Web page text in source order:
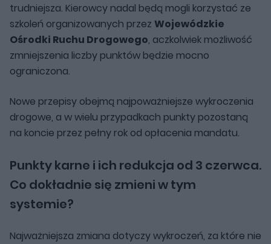
trudniejsza. Kierowcy nadal będą mogli korzystać ze
szkoleń organizowanych przez Wojewódzkie
Ośrodki Ruchu Drogowego, aczkolwiek możliwość
zmniejszenia liczby punktów będzie mocno
ograniczona.
Nowe przepisy obejmą najpoważniejsze wykroczenia
drogowe, a w wielu przypadkach punkty pozostaną
na koncie przez pełny rok od opłacenia mandatu.
Punkty karne i ich redukcja od 3 czerwca.
Co dokładnie się zmieni w tym
systemie?
Najważniejsza zmiana dotyczy wykroczeń, za które nie